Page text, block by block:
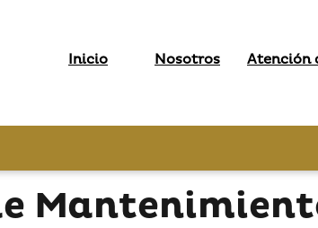
Inicio Nosotros Atención